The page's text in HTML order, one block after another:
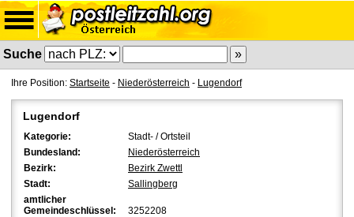
Suche
Ihre Position: Startseite - Niederösterreich - Lugendorf
Lugendorf
Kategorie:
Stadt- / Ortsteil
Bundesland:
Niederösterreich
Bezirk:
Bezirk Zwettl
Stadt:
Sallingberg
amtlicher
Gemeindeschlüssel:
3252208